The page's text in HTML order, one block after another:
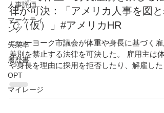
人事評価
マーケティ
ング
失業率
履歴書
OPT
マイレージ
NY市で体重・身長差別を禁じる法
律が可決：「アメリカ人事を図と
で（仮）」#アメリカHR
ニューヨーク市議会が体重や身長に基づく雇
差別を禁止する法律を可決した。 雇用主は体
や身長を理由に採用を拒否したり、解雇した
り、差別したりすることが違法となる。 雇用